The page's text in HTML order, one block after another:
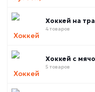
Хоккей на
4 товаров
Хоккей с
5 товаров